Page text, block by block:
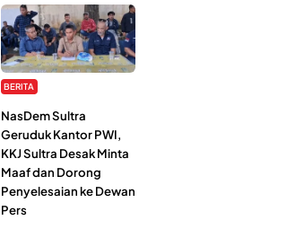
BERITA
NasDem Sultra
Geruduk Kantor PWI,
KKJ Sultra Desak Minta
Maaf dan Dorong
Penyelesaian ke Dewan
Pers